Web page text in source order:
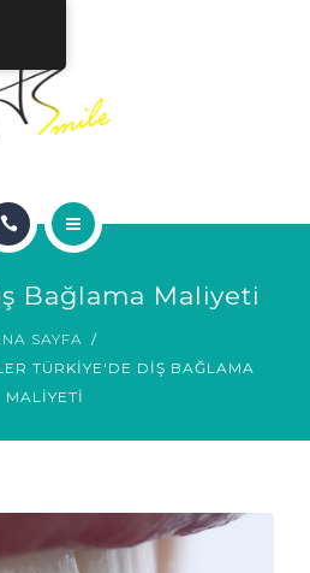
Bağlama Maliyeti
SAYFA
TÜRKIYE'DE DIŞ BAĞLAMA
MALIYETI